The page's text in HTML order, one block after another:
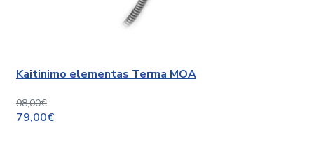
Kaitinimo elementas Terma MOA
98,00€
79,00€